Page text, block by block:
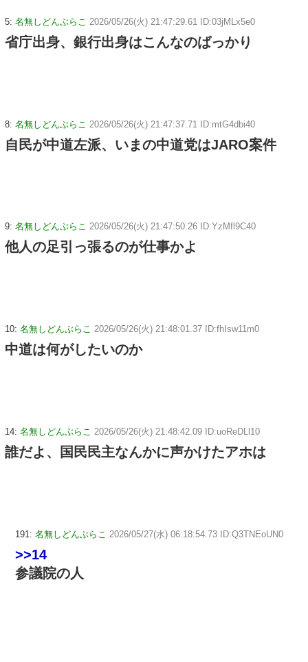
5: 名無しどんぶらこ 2026/05/26(火) 21:47:29.61 ID:03jMLx5e0
省庁出身、銀行出身はこんなのばっかり
8: 名無しどんぶらこ 2026/05/26(火) 21:47:37.71 ID:mtG4dbi40
自民が中道左派、いまの中道党はJARO案件
9: 名無しどんぶらこ 2026/05/26(火) 21:47:50.26 ID:YzMfl9C40
他人の足引っ張るのが仕事かよ
10: 名無しどんぶらこ 2026/05/26(火) 21:48:01.37 ID:fhIsw11m0
中道は何がしたいのか
14: 名無しどんぶらこ 2026/05/26(火) 21:48:42.09 ID:uoReDLl10
誰だよ、国民民主なんかに声かけたアホは
191: 名無しどんぶらこ 2026/05/27(水) 06:18:54.73 ID:Q3TNEoUN0
>>14
参議院の人